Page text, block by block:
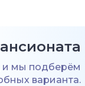
и мы подберём
варианта.